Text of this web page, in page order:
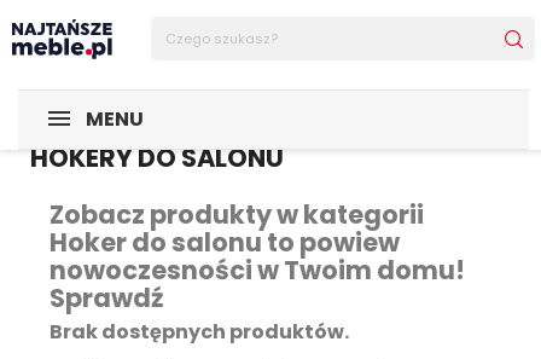
MENU
HOKERY DO SALONU
Zobacz produkty w kategorii
Hoker do salonu to powiew
nowoczesności w Twoim domu!
Sprawdź
Brak dostępnych produktów.